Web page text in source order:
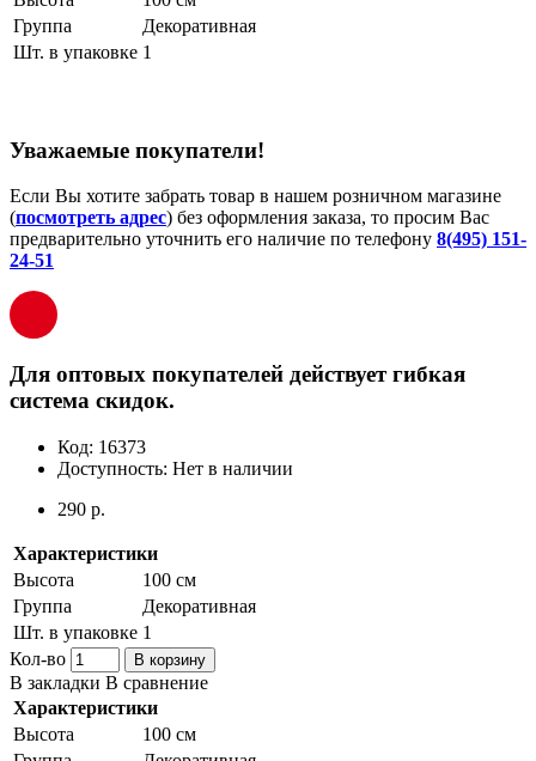
Группа
Декоративная
Шт. в упаковке 1
Уважаемые покупатели!
Если Вы хотите забрать товар в нашем розничном магазине
(посмотреть адрес) без оформления заказа, то просим Вас
предварительно уточнить его наличие по телефону 8(495) 151-
24-51
Для оптовых покупателей действует гибкая
система скидок.
Код: 16373
Доступность: Нет в наличии
290 р.
Характеристики
Высота
100 см
Группа
Декоративная
Шт. в упаковке 1
Кол-во
В корзину
В закладки В сравнение
Характеристики
Высота
100 см